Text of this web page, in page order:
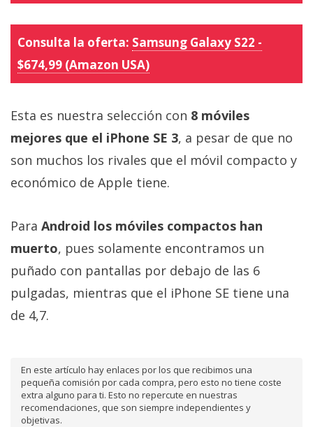
Consulta la oferta: Samsung Galaxy S22 -
$674,99 (Amazon USA)
Esta es nuestra selección con 8 móviles
mejores que el iPhone SE 3, a pesar de que no
son muchos los rivales que el móvil compacto y
económico de Apple tiene.
Para Android los móviles compactos han
muerto, pues solamente encontramos un
puñado con pantallas por debajo de las 6
pulgadas, mientras que el iPhone SE tiene una
de 4,7.
En este artículo hay enlaces por los que recibimos una
pequeña comisión por cada compra, pero esto no tiene coste
extra alguno para ti. Esto no repercute en nuestras
recomendaciones, que son siempre independientes y
objetivas.